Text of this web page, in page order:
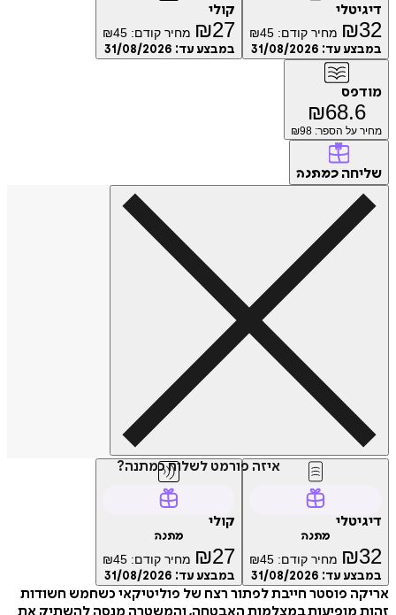
דיגיטלי
₪32 מחיר קודם: ₪45
במבצע עד: 31/08/2026
קולי
₪27 מחיר קודם: ₪45
במבצע עד: 31/08/2026
מודפס
₪68.6
מחיר על הספר: ₪ 98
שליחה כמתנה
איזה פורמט לשלוח כמתנה?
דיגיטלי
מתנה
₪32 מחיר קודם: ₪45
במבצע עד: 31/08/2026
קולי
מתנה
₪27 מחיר קודם: ₪45
במבצע עד: 31/08/2026
אריקה פוסטר חייבת לפתור רצח של פוליטיקאי כשחמש חשודות
זהות מופיעות במצלמות האבטחה, והמשטרה מנסה להשתיק את